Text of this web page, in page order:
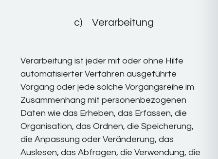
c) Verarbeitung
Verarbeitung ist jeder mit oder ohne Hilfe
automatisierter Verfahren ausgeführte
Vorgang oder jede solche Vorgangsreihe im
Zusammenhang mit personenbezogenen
Daten wie das Erheben, das Erfassen, die
Organisation, das Ordnen, die Speicherung,
die Anpassung oder Veränderung, das
Auslesen, das Abfragen, die Verwendung, die